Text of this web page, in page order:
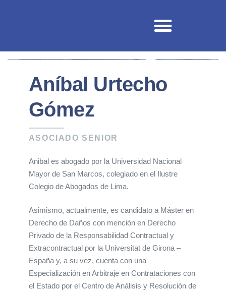
Aníbal Urtecho
Gómez
ASOCIADO SENIOR
Anibal es abogado por la Universidad Nacional
Mayor de San Marcos, colegiado en el Ilustre
Colegio de Abogados de Lima.
Asimismo, actualmente, es candidato a Máster en
Derecho de Daños con mención en Derecho
Privado de la Responsabilidad Contractual y
Extracontractual por la Universitat de Girona –
España y, a su vez, cuenta con una
Especialización en Arbitraje en Contrataciones con
el Estado por el Centro de Análisis y Resolución de